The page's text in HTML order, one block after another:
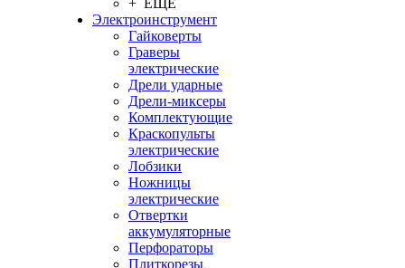
+ ЕЩЕ
Электроинструмент
Гайковерты
Граверы
электрические
Дрели ударные
Дрели-миксеры
Комплектующие
Краскопульты
электрические
Лобзики
Ножницы
электрические
Отвертки
аккумуляторные
Перфораторы
Плиткорезы